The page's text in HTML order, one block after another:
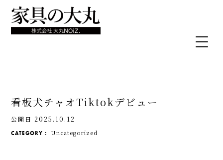
看板犬チャオTiktokデビュー
公開日 2025.10.12
CATEGORY： Uncategorized